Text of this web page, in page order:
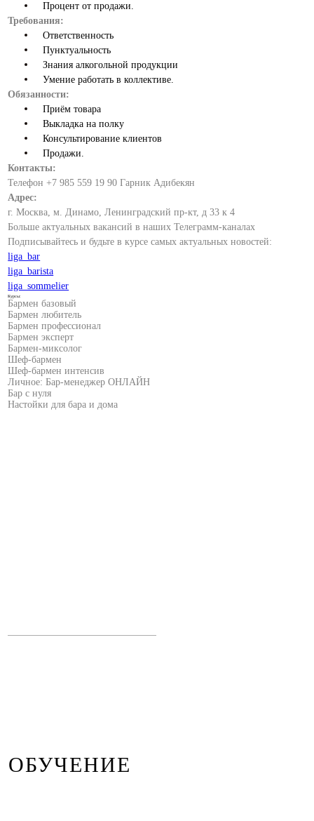
Процент от продажи.
Требования:
Ответственность
Пунктуальность
Знания алкогольной продукции
Умение работать в коллективе.
Обязанности:
Приём товара
Выкладка на полку
Консультирование клиентов
Продажи.
Контакты:
Телефон +7 985 559 19 90 Гарник Адибекян
Адрес:
г. Москва, м. Динамо, Ленинградский пр-кт, д 33 к 4
Больше актуальных вакансий в наших Телеграмм-каналах
Подписывайтесь и будьте в курсе самых актуальных новостей:
liga_bar
liga_barista
liga_sommelier
Курсы:
Бармен базовый
Бармен любитель
Бармен профессионал
Бармен эксперт
Бармен-миксолог
Шеф-бармен
Шеф-бармен интенсив
Личное: Бар-менеджер ОНЛАЙН
Бар с нуля
Настойки для бара и дома
ОБУЧЕНИЕ